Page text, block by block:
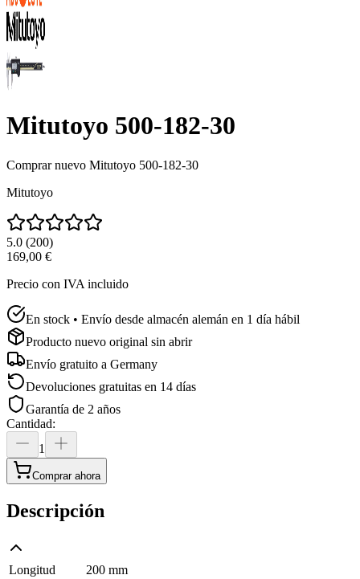
Mitutoyo 500-182-30
Comprar nuevo Mitutoyo 500-182-30
Mitutoyo
5.0 (200)
169,00 €
Precio con IVA incluido
En stock • Envío desde almacén alemán en 1 día hábil
Producto nuevo original sin abrir
Envío gratuito a Germany
Devoluciones gratuitas en 14 días
Garantía de 2 años
Cantidad:
1
Comprar ahora
Descripción
Longitud
200 mm